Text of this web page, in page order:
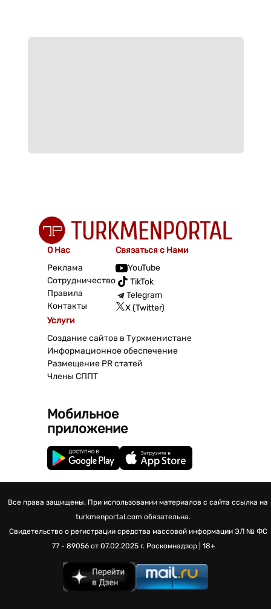
О Нас
Реклама
Сотрудничество
Правила
Контакты
Связаться с Нами
YouTube
TikTok
Telegram
X (Twitter)
Услуги
Создание сайтов в Туркменистане
Информационное обеспечение
Размещение PR статей
Члены СППТ
Мобильное
приложение
Все права защищены. При использовании материалов с сайта ссылка на
turkmenportal.com обязательна.
Свидетельство о регистрации средства массовой информации ЭЛ № ФС
77 - 89056 от 07.02.2025 г. Роскомнадзор | 18+